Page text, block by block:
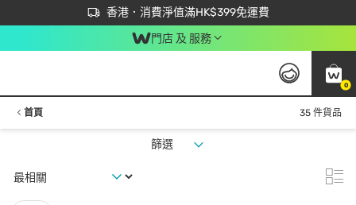
香港．消費淨值滿HK$399免運費
立即成為易賞錢會員盡享獨家優惠
首次APP下單買滿$450 輸入 NEWAPP 即減$50
門店 及 服務
0
首頁 35 件貨品
篩選